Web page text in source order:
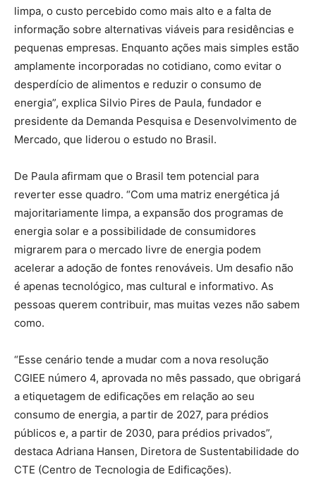
limpa, o custo percebido como mais alto e a falta de
informação sobre alternativas viáveis para residências e
pequenas empresas. Enquanto ações mais simples estão
amplamente incorporadas no cotidiano, como evitar o
desperdício de alimentos e reduzir o consumo de
energia”, explica Silvio Pires de Paula, fundador e
presidente da Demanda Pesquisa e Desenvolvimento de
Mercado, que liderou o estudo no Brasil.
De Paula afirmam que o Brasil tem potencial para
reverter esse quadro. “Com uma matriz energética já
majoritariamente limpa, a expansão dos programas de
energia solar e a possibilidade de consumidores
migrarem para o mercado livre de energia podem
acelerar a adoção de fontes renováveis. Um desafio não
é apenas tecnológico, mas cultural e informativo. As
pessoas querem contribuir, mas muitas vezes não sabem
como.
“Esse cenário tende a mudar com a nova resolução
CGIEE número 4, aprovada no mês passado, que obrigará
a etiquetagem de edificações em relação ao seu
consumo de energia, a partir de 2027, para prédios
públicos e, a partir de 2030, para prédios privados”,
destaca Adriana Hansen, Diretora de Sustentabilidade do
CTE (Centro de Tecnologia de Edificações).